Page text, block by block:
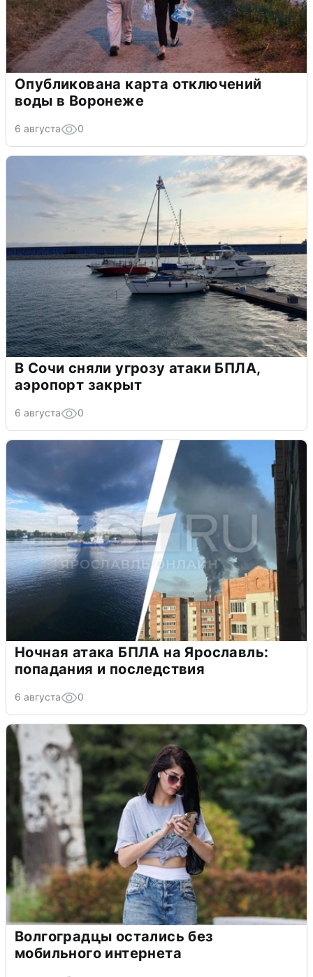
Опубликована карта отключений
воды в Воронеже
6 августа 0
В Сочи сняли угрозу атаки БПЛА,
аэропорт закрыт
6 августа 0
Ночная атака БПЛА на Ярославль:
попадания и последствия
6 августа 0
Волгоградцы остались без
мобильного интернета